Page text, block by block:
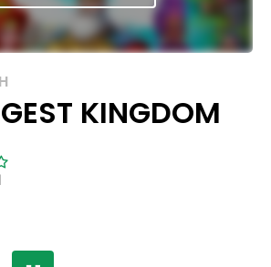
KINGDOM